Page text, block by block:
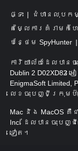
ផ្ទះ ជំហានលុបក
តម្លៃការគំរាមកំហ
បន្ថែម SpyHunter
ការិយាល័យដែលបានចុ
Dublin 2 D02XD82
EnigmaSoft Limited,
លេខចុះបញ្ជីក្រុមហ៊ុ
Mac និង MacOS
Inc. ដែលបានចុះប
ទៀត។